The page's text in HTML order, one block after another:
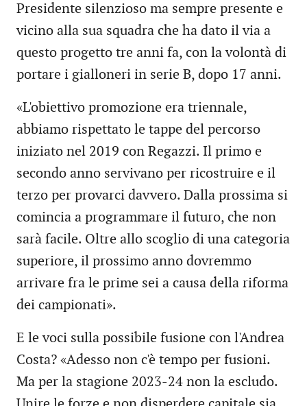
Presidente silenzioso ma sempre presente e
vicino alla sua squadra che ha dato il via a
questo progetto tre anni fa, con la volontà di
portare i gialloneri in serie B, dopo 17 anni.
«L'obiettivo promozione era triennale,
abbiamo rispettato le tappe del percorso
iniziato nel 2019 con Regazzi. Il primo e
secondo anno servivano per ricostruire e il
terzo per provarci davvero. Dalla prossima si
comincia a programmare il futuro, che non
sarà facile. Oltre allo scoglio di una categoria
superiore, il prossimo anno dovremmo
arrivare fra le prime sei a causa della riforma
dei campionati».
E le voci sulla possibile fusione con l'Andrea
Costa? «Adesso non c'è tempo per fusioni.
Ma per la stagione 2023-24 non la escludo.